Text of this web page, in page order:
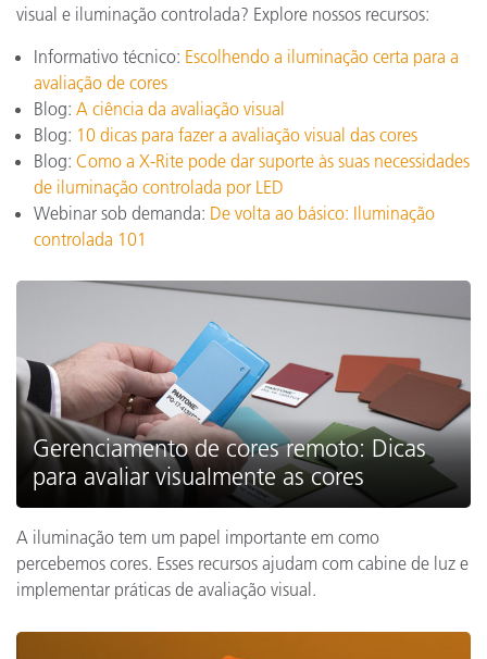
visual e iluminação controlada? Explore nossos recursos:
Informativo técnico: Escolhendo a iluminação certa para a
avaliação de cores
Blog: A ciência da avaliação visual
Blog: 10 dicas para fazer a avaliação visual das cores
Blog: Como a X-Rite pode dar suporte às suas necessidades
de iluminação controlada por LED
Webinar sob demanda: De volta ao básico: Iluminação
controlada 101
Gerenciamento de cores remoto: Dicas
para avaliar visualmente as cores
A iluminação tem um papel importante em como
percebemos cores. Esses recursos ajudam com cabine de luz e
implementar práticas de avaliação visual.